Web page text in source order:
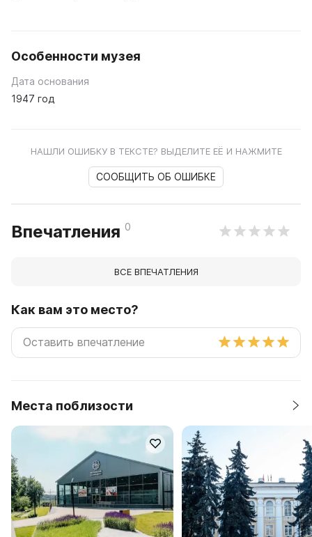
Особенности музея
Дата основания
1947 год
НАШЛИ ОШИБКУ В ТЕКСТЕ? ВЫДЕЛИТЕ ЕЁ И НАЖМИТЕ
СООБЩИТЬ ОБ ОШИБКЕ
Впечатления 0
ВСЕ ВПЕЧАТЛЕНИЯ
Как вам это место?
Места поблизости